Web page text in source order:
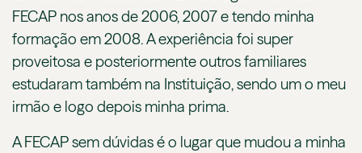
FECAP nos anos de 2006, 2007 e tendo minha
formação em 2008. A experiência foi super
proveitosa e posteriormente outros familiares
estudaram também na Instituição, sendo um o meu
irmão e logo depois minha prima.
A FECAP sem dúvidas é o lugar que mudou a minha